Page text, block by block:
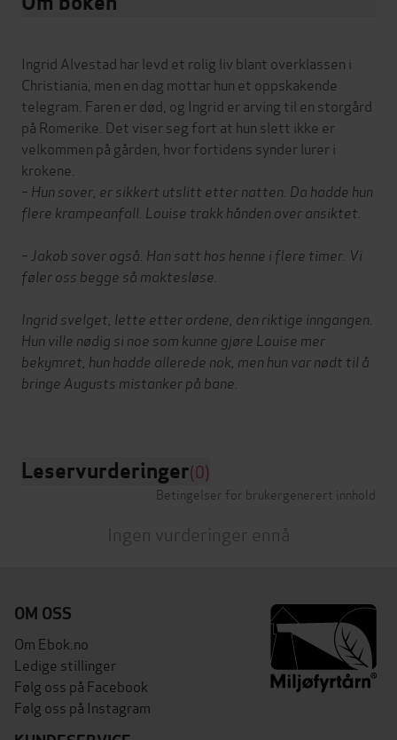
Ingrid Alvestad har levd et rolig liv blant overklassen i
Christiania, men en dag mottar hun et oppskakende
telegram. Faren er død, og Ingrid er arving til en storgård
på Romerike. Det viser seg fort at hun slett ikke er
velkommen på gården, hvor fortidens synder lurer i
– Hun sover, er sikkert utslitt etter natten. Da hadde hun
flere krampeanfall. Louise trakk hånden over ansiktet.
– Jakob sover også. Han satt hos henne i flere timer. Vi
føler oss begge så maktesløse.
Ingrid svelget, lette etter ordene, den riktige inngangen.
Hun ville nødig si noe som kunne gjøre Louise mer
bekymret, hun hadde allerede nok, men hun var nødt til å
bringe Augusts mistanker på bane.
Leservurderinger(0)
Betingelser for brukergenerert innhold
Ingen vurderinger ennå
OM OSS
Om Ebok.no
Ledige stillinger
Følg oss på Facebook
Følg oss på Instagram